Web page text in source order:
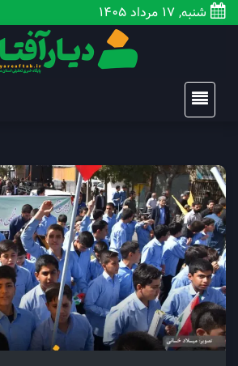
شنبه, 17 مرداد 1405